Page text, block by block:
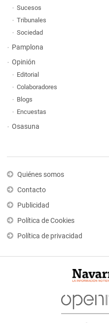
Sucesos
Tribunales
Sociedad
Pamplona
Opinión
Editorial
Colaboradores
Blogs
Encuestas
Osasuna
Quiénes somos
Contacto
Publicidad
Política de Cookies
Política de privacidad